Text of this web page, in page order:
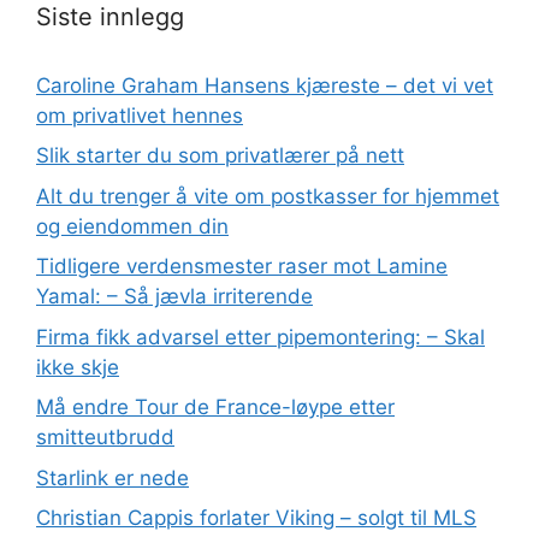
Siste innlegg
Caroline Graham Hansens kjæreste – det vi vet
om privatlivet hennes
Slik starter du som privatlærer på nett
Alt du trenger å vite om postkasser for hjemmet
og eiendommen din
Tidligere verdensmester raser mot Lamine
Yamal: – Så jævla irriterende
Firma fikk advarsel etter pipemontering: – Skal
ikke skje
Må endre Tour de France-løype etter
smitteutbrudd
Starlink er nede
Christian Cappis forlater Viking – solgt til MLS